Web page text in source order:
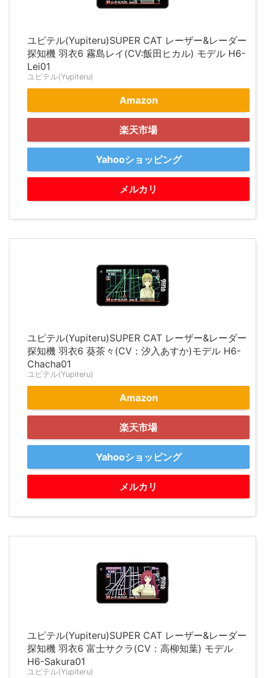
ユピテル(Yupiteru)SUPER CAT レーザー&レーダー
探知機 羽衣6 霧島レイ(CV:飯田ヒカル) モデル H6-
Lei01
ユピテル(Yupiteru)
Amazon
楽天市場
Yahooショッピング
メルカリ
ユピテル(Yupiteru)SUPER CAT レーザー&レーダー
探知機 羽衣6 葵茶々(CV：汐入あすか)モデル H6-
Chacha01
ユピテル(Yupiteru)
Amazon
楽天市場
Yahooショッピング
メルカリ
ユピテル(Yupiteru)SUPER CAT レーザー&レーダー
探知機 羽衣6 富士サクラ(CV：高柳知葉) モデル
H6-Sakura01
ユピテル(Yupiteru)